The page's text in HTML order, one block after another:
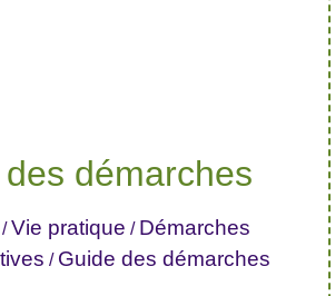
démarches
/Vie pratique / Démarches
/ Guide des démarches